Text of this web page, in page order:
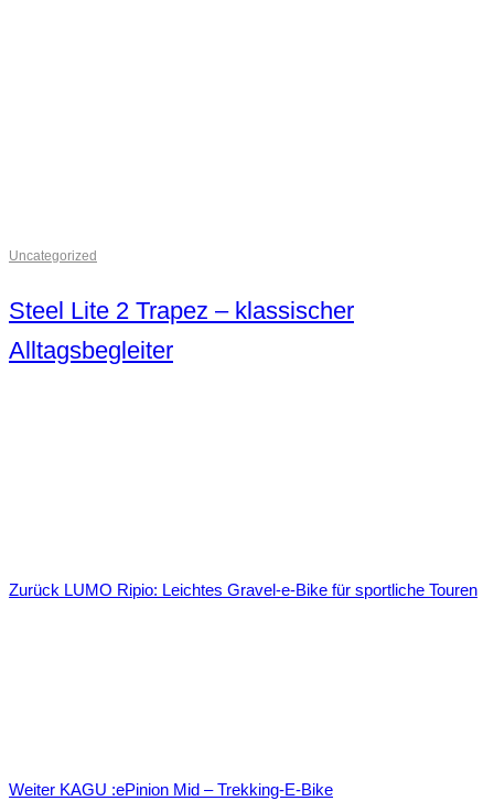
Uncategorized
Steel Lite 2 Trapez – klassischer
Alltagsbegleiter
Zurück LUMO Ripio: Leichtes Gravel-e‑Bike für sportliche Touren
Weiter KAGU :ePinion Mid – Trekking‑E‑Bike